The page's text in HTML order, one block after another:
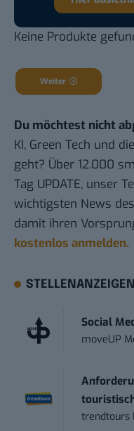
Keine Produkte
Weiter
Du möchtest nicht
KI, Green Tech und
geht? Über 12.000
Tag UPDATE, unser
wichtigsten News
damit ihren
kostenlos anmelden.
STELLENANZEIGEN
Social
moveUP
trendtours